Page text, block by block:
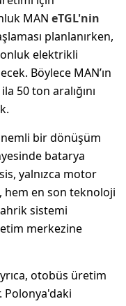
MAN eTGL'nin
planlanırken,
tonluk elektrikli
Böylece MAN’ın
50 ton aralığını
bir dönüşüm
batarya
yalnızca motor
hem en son teknoloji
sistemi
merkezine
otobüs üretim
Polonya'daki